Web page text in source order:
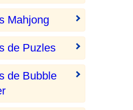
Mahjong
de Puzles
de Bubble